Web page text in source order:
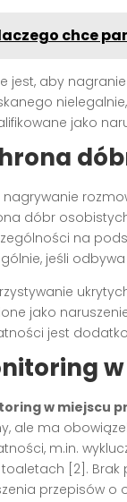
chce
jest, aby
jako
dóbr
na
jeśli
jako
jest
w miejscu
ale ma
m.in.
toaletach [2].
przepisów o